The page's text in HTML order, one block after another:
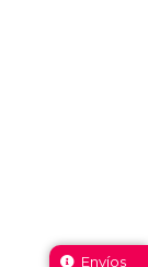
Envíos